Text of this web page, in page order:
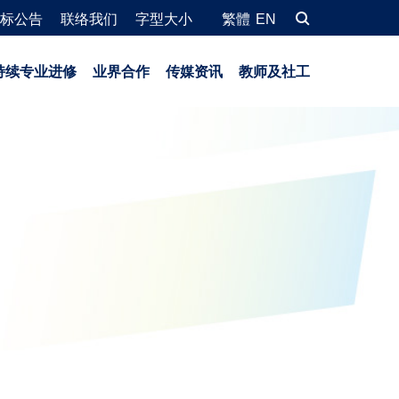
公告 联络我们 字型大小 繁體 EN
续专业进修 业界合作 传媒资讯 教师及社工